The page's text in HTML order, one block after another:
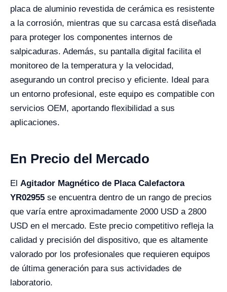
placa de aluminio revestida de cerámica es resistente
a la corrosión, mientras que su carcasa está diseñada
para proteger los componentes internos de
salpicaduras. Además, su pantalla digital facilita el
monitoreo de la temperatura y la velocidad,
asegurando un control preciso y eficiente. Ideal para
un entorno profesional, este equipo es compatible con
servicios OEM, aportando flexibilidad a sus
aplicaciones.
En Precio del Mercado
El Agitador Magnético de Placa Calefactora
YR02955 se encuentra dentro de un rango de precios
que varía entre aproximadamente 2000 USD a 2800
USD en el mercado. Este precio competitivo refleja la
calidad y precisión del dispositivo, que es altamente
valorado por los profesionales que requieren equipos
de última generación para sus actividades de
laboratorio.